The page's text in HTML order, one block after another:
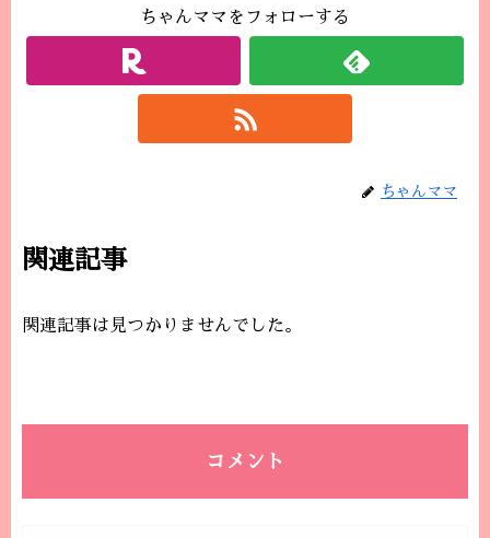
ちゃんママをフォローする
ちゃんママ
関連記事
関連記事は見つかりませんでした。
コメント